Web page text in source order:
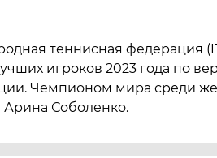
теннисная федерация
игроков 2023 года по
Чемпионом мира среди
Арина Соболенко.